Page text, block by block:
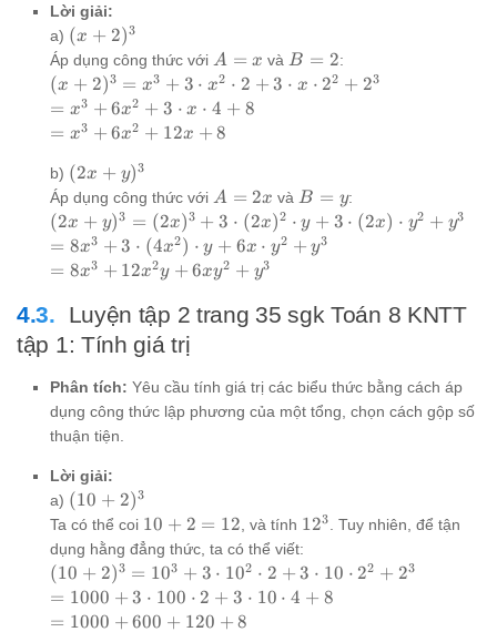
Lời giải:
a) (x+2)^3
(x + 2)3
Áp dụng công thức với A=x
A = x và B=2
B = 2:
(x+2)^3
= x^3 +
3 \cdot
\cdot 2
+ 3
\cdot x
\cdot
2^2 +
2^3
(x + 2)3 = x3 + 3 ⋅ x2 ⋅ 2 + 3 ⋅ x ⋅ 22 + 23
=
x^3
6x^2
+ 3
\cdot
x
\cdot
4 + 8
= x3 + 6x2 + 3 ⋅ x ⋅ 4 + 8
=
+
6x^2
+
12x
+ 8
= x3 + 6x2 + 12x + 8
b) (2x+y)^3
(2x + y)3
Áp dụng công thức với A=2x
A = 2x và B=y
B = y:
(2x+y)^3
= (2x)^3
+ 3 \cdot
\cdot y +
3 \cdot
(2x)
\cdot
y^2 +
y^3
(2x + y)3 = (2x)3 + 3 ⋅ (2x)2 ⋅ y + 3 ⋅ (2x) ⋅ y2 + y3
=
8x^3
\cdot
(4x^2)
\cdot
y + 6x
\cdot
y^2 +
y^3
= 8x3 + 3 ⋅ (4x2) ⋅ y + 6x ⋅ y2 + y3
= 8x^3
12x^2y
+
6xy^2
+ y^3
= 8x3 + 12x2y + 6xy2 + y3
Luyện tập 2 trang 35 sgk Toán 8 KNTT
tập 1: Tính giá trị
Phân tích: Yêu cầu tính giá trị các biểu thức bằng cách áp
dụng công thức lập phương của một tổng, chọn cách gộp số
thuận tiện.
Lời giải:
a) (10+2)^3
(10 + 2)3
Ta có thể coi 10+2=12
10 + 2 = 12 , và tính 12^3
123
. Tuy nhiên, để tận
dụng hằng đẳng thức, ta có thể viết:
(10+2)^3
= 10^3 +
3 \cdot
(10 + 2)3 = 103 + 3 ⋅ 102 ⋅ 2 + 3 ⋅ 10 ⋅ 22 + 23
=
1000
= 1000 + 3 ⋅ 100 ⋅ 2 + 3 ⋅ 10 ⋅ 4 + 8
=
= 1000 + 600 + 120 + 8